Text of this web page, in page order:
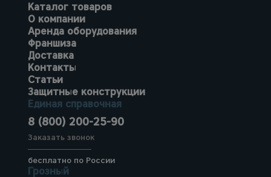
Каталог товаров
О компании
Аренда оборудования
Франшиза
Доставка
Контакты
Статьи
Защитные конструкции
Единая справочная
8 (800) 200-25-90
Заказать звонок
бесплатно по России
Грозный